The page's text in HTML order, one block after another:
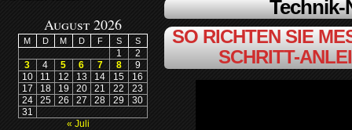
August 2026
M D M D F S S
1
2
3
4 5 6 7 8
9
10
11 12 13 14 15
16
17
18 19 20 21 22
23
24
25 26 27 28 29
30
31
« Juli
SO RICHTEN SIE
SCHRITT-